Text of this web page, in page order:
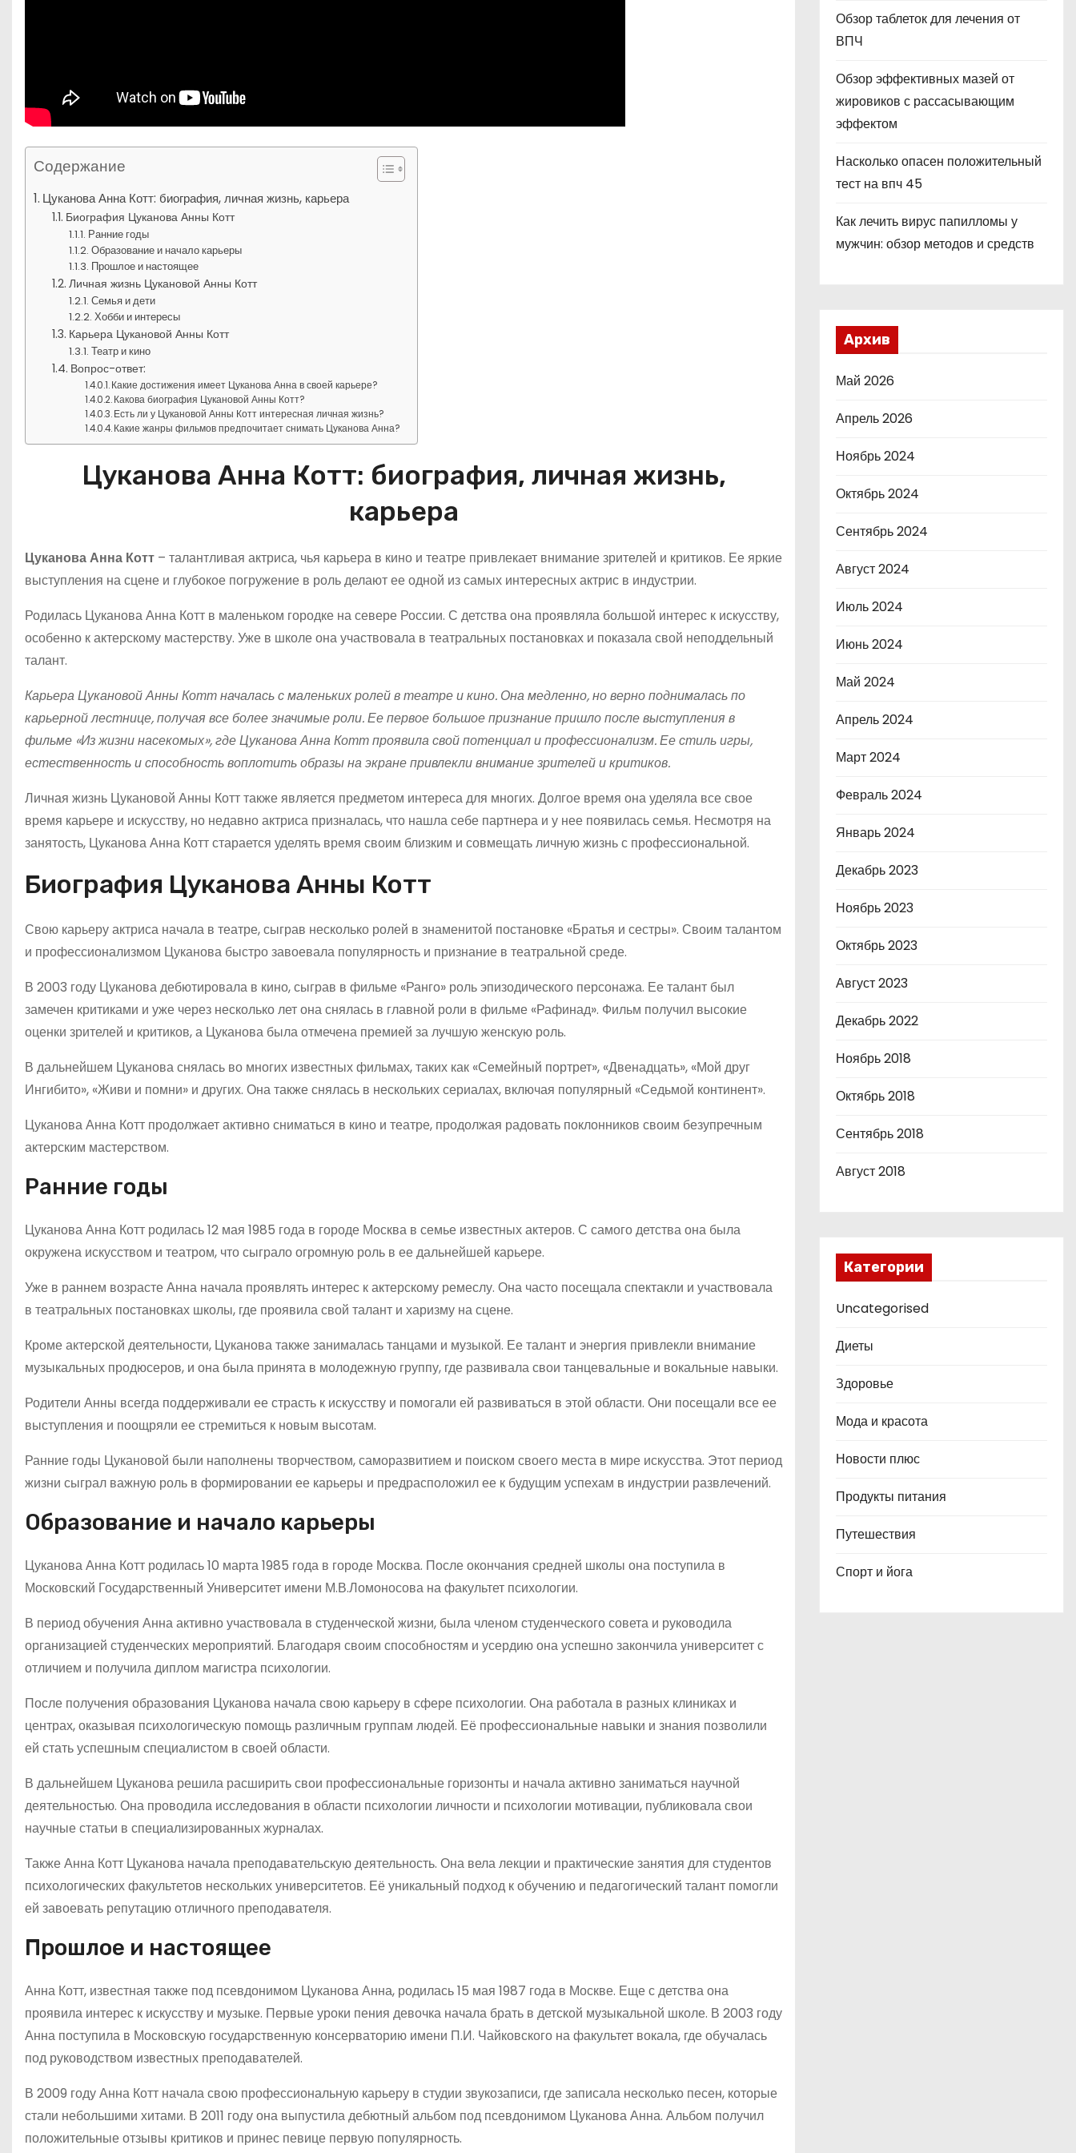
Содержание
Цуканова Анна Котт: биография, личная жизнь, карьера
Биография Цуканова Анны Котт
Ранние годы
Образование и начало карьеры
Прошлое и настоящее
Личная жизнь Цукановой Анны Котт
Семья и дети
Хобби и интересы
Карьера Цукановой Анны Котт
Театр и кино
Вопрос-ответ:
Какие достижения имеет Цуканова Анна в своей карьере?
Какова биография Цукановой Анны Котт?
Есть ли у Цукановой Анны Котт интересная личная жизнь?
Какие жанры фильмов предпочитает снимать Цуканова Анна?
Цуканова Анна Котт: биография, личная жизнь,
карьера
Цуканова Анна Котт – талантливая актриса, чья карьера в кино и театре привлекает внимание зрителей и критиков. Ее яркие
выступления на сцене и глубокое погружение в роль делают ее одной из самых интересных актрис в индустрии.
Родилась Цуканова Анна Котт в маленьком городке на севере России. С детства она проявляла большой интерес к искусству,
особенно к актерскому мастерству. Уже в школе она участвовала в театральных постановках и показала свой неподдельный
талант.
Карьера Цукановой Анны Котт началась с маленьких ролей в театре и кино. Она медленно, но верно поднималась по
карьерной лестнице, получая все более значимые роли. Ее первое большое признание пришло после выступления в
фильме «Из жизни насекомых», где Цуканова Анна Котт проявила свой потенциал и профессионализм. Ее стиль игры,
естественность и способность воплотить образы на экране привлекли внимание зрителей и критиков.
Личная жизнь Цукановой Анны Котт также является предметом интереса для многих. Долгое время она уделяла все свое
время карьере и искусству, но недавно актриса призналась, что нашла себе партнера и у нее появилась семья. Несмотря на
занятость, Цуканова Анна Котт старается уделять время своим близким и совмещать личную жизнь с профессиональной.
Биография Цуканова Анны Котт
Свою карьеру актриса начала в театре, сыграв несколько ролей в знаменитой постановке «Братья и сестры». Своим талантом
и профессионализмом Цуканова быстро завоевала популярность и признание в театральной среде.
В 2003 году Цуканова дебютировала в кино, сыграв в фильме «Ранго» роль эпизодического персонажа. Ее талант был
замечен критиками и уже через несколько лет она снялась в главной роли в фильме «Рафинад». Фильм получил высокие
оценки зрителей и критиков, а Цуканова была отмечена премией за лучшую женскую роль.
В дальнейшем Цуканова снялась во многих известных фильмах, таких как «Семейный портрет», «Двенадцать», «Мой друг
Ингибито», «Живи и помни» и других. Она также снялась в нескольких сериалах, включая популярный «Седьмой континент».
Цуканова Анна Котт продолжает активно сниматься в кино и театре, продолжая радовать поклонников своим безупречным
актерским мастерством.
Ранние годы
Цуканова Анна Котт родилась 12 мая 1985 года в городе Москва в семье известных актеров. С самого детства она была
окружена искусством и театром, что сыграло огромную роль в ее дальнейшей карьере.
Уже в раннем возрасте Анна начала проявлять интерес к актерскому ремеслу. Она часто посещала спектакли и участвовала
в театральных постановках школы, где проявила свой талант и харизму на сцене.
Кроме актерской деятельности, Цуканова также занималась танцами и музыкой. Ее талант и энергия привлекли внимание
музыкальных продюсеров, и она была принята в молодежную группу, где развивала свои танцевальные и вокальные навыки.
Родители Анны всегда поддерживали ее страсть к искусству и помогали ей развиваться в этой области. Они посещали все ее
выступления и поощряли ее стремиться к новым высотам.
Ранние годы Цукановой были наполнены творчеством, саморазвитием и поиском своего места в мире искусства. Этот период
жизни сыграл важную роль в формировании ее карьеры и предрасположил ее к будущим успехам в индустрии развлечений.
Образование и начало карьеры
Цуканова Анна Котт родилась 10 марта 1985 года в городе Москва. После окончания средней школы она поступила в
Московский Государственный Университет имени М.В.Ломоносова на факультет психологии.
В период обучения Анна активно участвовала в студенческой жизни, была членом студенческого совета и руководила
организацией студенческих мероприятий. Благодаря своим способностям и усердию она успешно закончила университет с
отличием и получила диплом магистра психологии.
После получения образования Цуканова начала свою карьеру в сфере психологии. Она работала в разных клиниках и
центрах, оказывая психологическую помощь различным группам людей. Её профессиональные навыки и знания позволили
ей стать успешным специалистом в своей области.
В дальнейшем Цуканова решила расширить свои профессиональные горизонты и начала активно заниматься научной
деятельностью. Она проводила исследования в области психологии личности и психологии мотивации, публиковала свои
научные статьи в специализированных журналах.
Также Анна Котт Цуканова начала преподавательскую деятельность. Она вела лекции и практические занятия для студентов
психологических факультетов нескольких университетов. Её уникальный подход к обучению и педагогический талант помогли
ей завоевать репутацию отличного преподавателя.
Прошлое и настоящее
Анна Котт, известная также под псевдонимом Цуканова Анна, родилась 15 мая 1987 года в Москве. Еще с детства она
проявила интерес к искусству и музыке. Первые уроки пения девочка начала брать в детской музыкальной школе. В 2003 году
Анна поступила в Московскую государственную консерваторию имени П.И. Чайковского на факультет вокала, где обучалась
под руководством известных преподавателей.
В 2009 году Анна Котт начала свою профессиональную карьеру в студии звукозаписи, где записала несколько песен, которые
стали небольшими хитами. В 2011 году она выпустила дебютный альбом под псевдонимом Цуканова Анна. Альбом получил
положительные отзывы критиков и принес певице первую популярность.
Обзор таблеток для лечения от
ВПЧ
Обзор эффективных мазей от
жировиков с рассасывающим
эффектом
Насколько опасен положительный
тест на впч 45
Как лечить вирус папилломы у
мужчин: обзор методов и средств
Архив
Май 2026
Апрель 2026
Ноябрь 2024
Октябрь 2024
Сентябрь 2024
Август 2024
Июль 2024
Июнь 2024
Май 2024
Апрель 2024
Март 2024
Февраль 2024
Январь 2024
Декабрь 2023
Ноябрь 2023
Октябрь 2023
Август 2023
Декабрь 2022
Ноябрь 2018
Октябрь 2018
Сентябрь 2018
Август 2018
Категории
Uncategorised
Диеты
Здоровье
Мода и красота
Новости плюс
Продукты питания
Путешествия
Спорт и йога